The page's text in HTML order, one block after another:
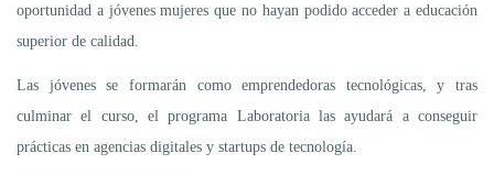
oportunidad a jóvenes mujeres que no hayan podido acceder a educación
superior de calidad.
Las jóvenes se formarán como emprendedoras tecnológicas, y tras
culminar el curso, el programa Laboratoria las ayudará a conseguir
prácticas en agencias digitales y startups de tecnología.